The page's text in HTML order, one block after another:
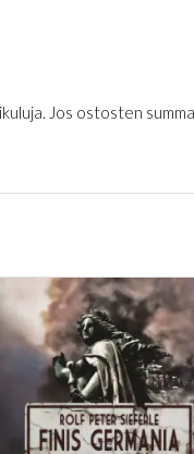
Jos ostosten